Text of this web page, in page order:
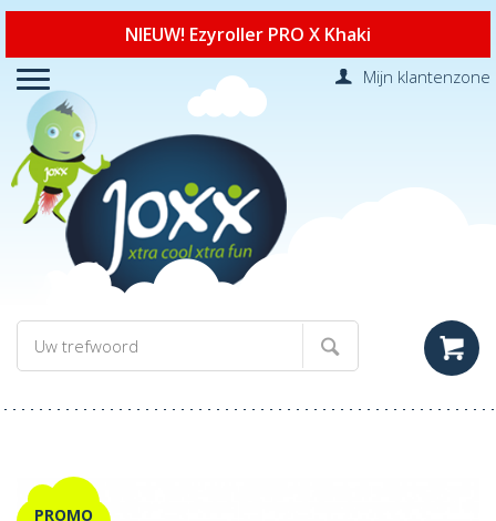
NIEUW! Ezyroller PRO X Khaki
Mijn klantenzone
PROMO